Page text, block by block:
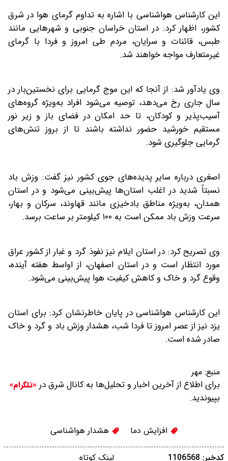
این کارشناس هواشناسی با اشاره به تداوم گرمای هوا در شرق
کشور، اظهار کرد: در استان خراسان جنوبی و شهرهایی مانند
طبس، قائنات و سرایان، مردم طی امروز و فردا با گرمای
غیرمتعارف مواجه خواهند شد.
وی یادآور شد: از آنجا که این موج گرمایی برای نخستین‌بار در
سال جاری رخ می‌دهد، توصیه می‌شود افراد به‌ویژه گروه‌های
آسیب‌پذیر و کودکان، تا حد امکان در فضای باز و زیر نور
مستقیم خورشید حضور نداشته باشند تا از بروز تنش‌های
گرمایی جلوگیری شود.
اصغری درباره سایر پدیده‌های جوی کشور نیز گفت: وزش باد
نسبتاً شدید در اغلب استان‌ها پیش‌بینی می‌شود و در استان
همدان، به‌ویژه مناطق بادخیزی مانند قهاوند، سرکان و بهار،
سرعت وزش باد ممکن است به ۱۰۰ کیلومتر بر ساعت برسد.
وی تصریح کرد: در استان ایلام نیز نفوذ گرد و غبار از کشور عراق
مورد انتظار است و در استان اصفهان، از اواسط هفته آینده،
وقوع گرد و خاک و کاهش کیفیت هوا پیش‌بینی می‌شود.
این کارشناس هواشناسی در پایان خاطرنشان کرد: برای استان
یزد نیز از عصر امروز تا فردا شب، هشدار وزش باد و گرد و خاک
صادر شده است.
منبع: مهر
برای اطلاع از آخرین اخبار و تحلیل‌ها به کانال شرق در «تلگرام»
بپیوندید.
افزایش دما هشدار هواشناسی
لینک کوتاه کدخبر: 1106568